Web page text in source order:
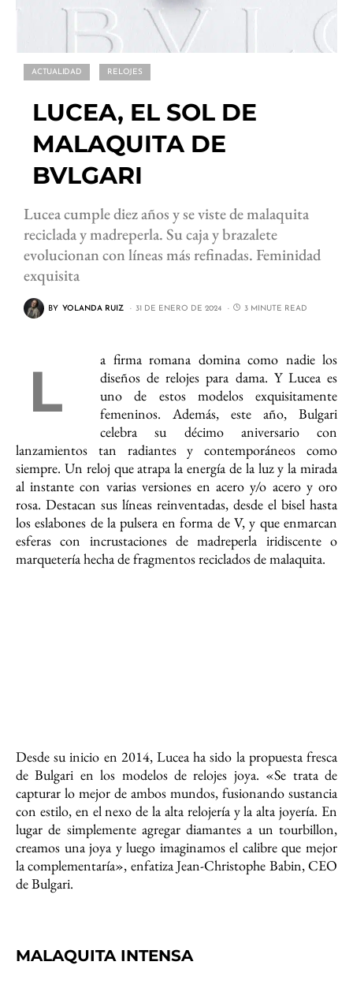
ACTUALIDAD RELOJES
LUCEA, EL SOL DE
MALAQUITA DE
BVLGARI
Lucea cumple diez años y se viste de malaquita
reciclada y madreperla. Su caja y brazalete
evolucionan con líneas más refinadas. Feminidad
exquisita
BY YOLANDA RUIZ 31 DE ENERO DE 2024 3 MINUTE READ
L
a firma romana domina como nadie los
diseños de relojes para dama. Y Lucea es
uno de estos modelos exquisitamente
femeninos. Además, este año, Bulgari
celebra su décimo aniversario con
lanzamientos tan radiantes y contemporáneos como
siempre. Un reloj que atrapa la energía de la luz y la mirada
al instante con varias versiones en acero y/o acero y oro
rosa. Destacan sus líneas reinventadas, desde el bisel hasta
los eslabones de la pulsera en forma de V, y que enmarcan
esferas con incrustaciones de madreperla iridiscente o
marquetería hecha de fragmentos reciclados de malaquita.
Desde su inicio en 2014, Lucea ha sido la propuesta fresca
de Bulgari en los modelos de relojes joya. «Se trata de
capturar lo mejor de ambos mundos, fusionando sustancia
con estilo, en el nexo de la alta relojería y la alta joyería. En
lugar de simplemente agregar diamantes a un tourbillon,
creamos una joya y luego imaginamos el calibre que mejor
la complementaría», enfatiza Jean-Christophe Babin, CEO
de Bulgari.
MALAQUITA INTENSA